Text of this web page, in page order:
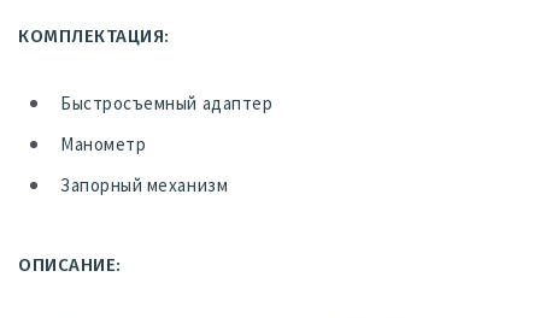
КОМПЛЕКТАЦИЯ:
Быстросъемный адаптер
Манометр
Запорный механизм
ОПИСАНИЕ: